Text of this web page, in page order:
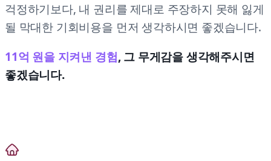
걱정하기보다, 내 권리를 제대로 주장하지 못해 잃게
될 막대한 기회비용을 먼저 생각하시면 좋겠습니다.
11억 원을 지켜낸 경험, 그 무게감을 생각해주시면
좋겠습니다.